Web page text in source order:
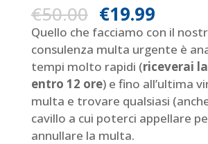
su base
di
recensioni
€50.00 €19.99
Quello che facciamo con il
consulenza multa urgente è
tempi molto rapidi (riceverai
entro 12 ore) e fino all’ultima
multa e trovare qualsiasi
cavillo a cui poterci appellare
annullare la multa.